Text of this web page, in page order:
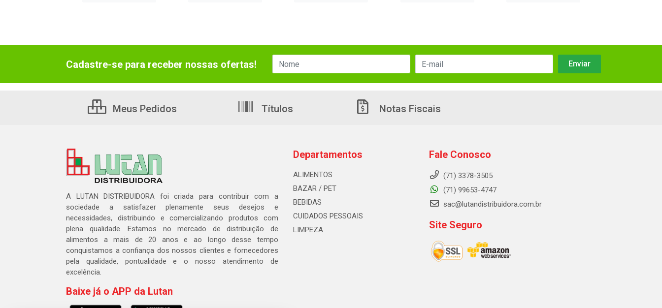
Cadastre-se para receber nossas ofertas!
Meus Pedidos Títulos Notas Fiscais
A LUTAN DISTRIBUIDORA foi criada para contribuir com a
sociedade a satisfazer plenamente seus desejos e
necessidades, distribuindo e comercializando produtos com
plena qualidade. Estamos no mercado de distribuição de
alimentos a mais de 20 anos e ao longo desse tempo
conquistamos a confiança dos nossos clientes e fornecedores
pela qualidade, pontualidade e o nosso atendimento de
excelência.
Baixe já o APP da Lutan
Departamentos
ALIMENTOS
BAZAR / PET
BEBIDAS
CUIDADOS PESSOAIS
LIMPEZA
Fale Conosco
(71) 3378-3505
(71) 99653-4747
sac@lutandistribuidora.com.br
Site Seguro